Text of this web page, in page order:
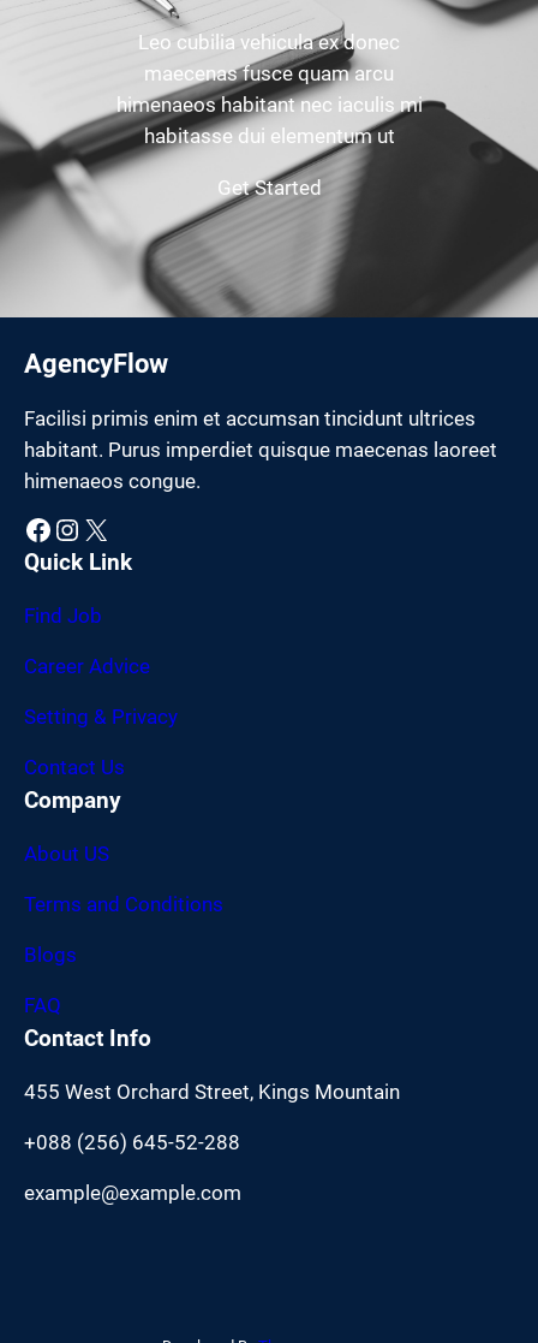
Leo cubilia vehicula ex donec
maecenas fusce quam arcu
himenaeos habitant nec iaculis mi
habitasse dui elementum ut
Get Started
AgencyFlow
Facilisi primis enim et accumsan tincidunt ultrices
habitant. Purus imperdiet quisque maecenas laoreet
himenaeos congue.
Facebook Instagram X
Quick Link
Find Job
Career Advice
Setting & Privacy
Contact Us
Company
About US
Terms and Conditions
Blogs
FAQ
Contact Info
455 West Orchard Street, Kings Mountain
+088 (256) 645-52-288
example@example.com